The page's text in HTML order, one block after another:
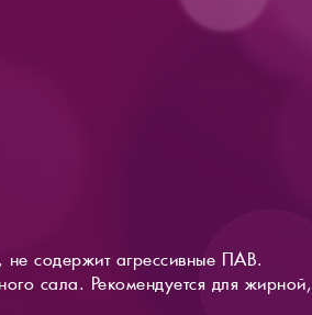
содержит агрессивные ПАВ.
сала. Рекомендуется для жирной,